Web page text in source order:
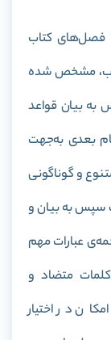
فصل‌های کتاب
مشخص شده
به بیان قواعد
بعدی به‌جهت
و گوناگونی
سپس به بیان و
عبارات مهم
متضاد و
در اختیار